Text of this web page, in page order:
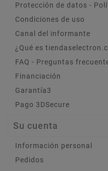
Protección de datos -
Condiciones de uso
Canal del informante
¿Qué es
FAQ - Preguntas
Financiación
Garantía3
Pago 3DSecure
Su cuenta
Información personal
Pedidos